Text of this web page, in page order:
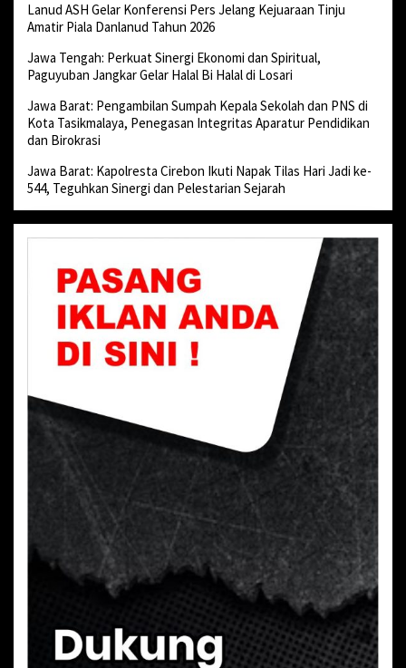
Lanud ASH Gelar Konferensi Pers Jelang Kejuaraan Tinju
Amatir Piala Danlanud Tahun 2026
Jawa Tengah: Perkuat Sinergi Ekonomi dan Spiritual,
Paguyuban Jangkar Gelar Halal Bi Halal di Losari
Jawa Barat: Pengambilan Sumpah Kepala Sekolah dan PNS di
Kota Tasikmalaya, Penegasan Integritas Aparatur Pendidikan
dan Birokrasi
Jawa Barat: Kapolresta Cirebon Ikuti Napak Tilas Hari Jadi ke-
544, Teguhkan Sinergi dan Pelestarian Sejarah